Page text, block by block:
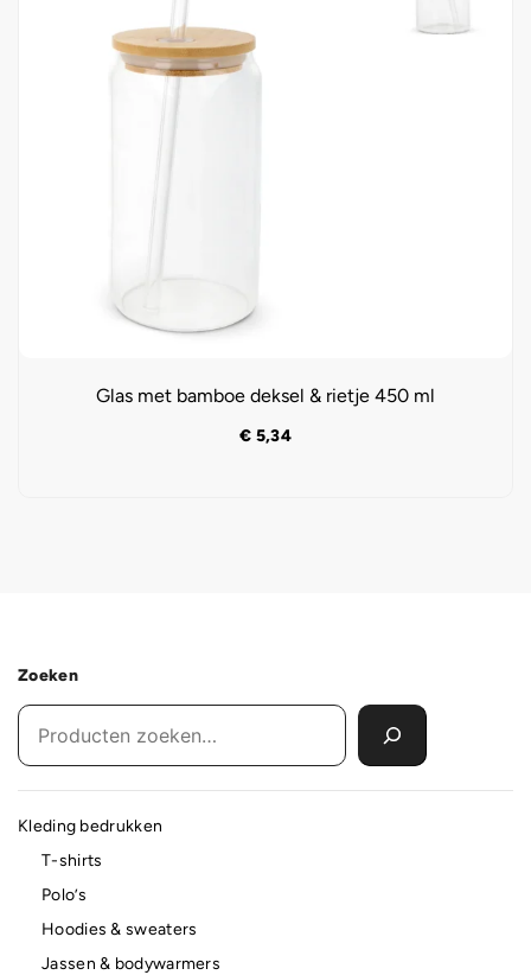
Glas met bamboe deksel & rietje 450 ml
€ 5,34
Zoeken
Kleding bedrukken
T-shirts
Polo’s
Hoodies & sweaters
Jassen & bodywarmers